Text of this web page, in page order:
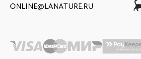
ONLINE@LANATURE.RU